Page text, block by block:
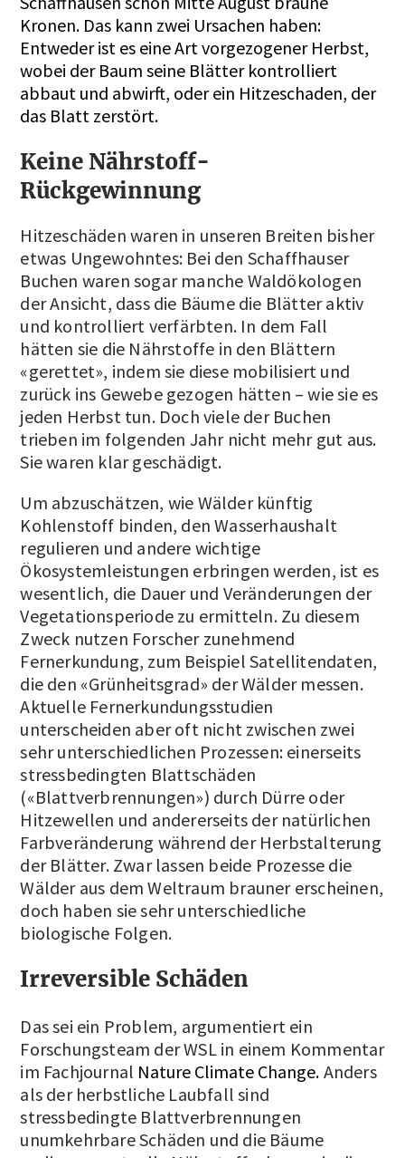
Kronen. Das kann zwei Ursachen haben:
Entweder ist es eine Art vorgezogener Herbst,
wobei der Baum seine Blätter kontrolliert
abbaut und abwirft, oder ein Hitzeschaden, der
das Blatt zerstört.
Keine Nährstoff-
Rückgewinnung
Hitzeschäden waren in unseren Breiten bisher
etwas Ungewohntes: Bei den Schaffhauser
Buchen waren sogar manche Waldökologen
der Ansicht, dass die Bäume die Blätter aktiv
und kontrolliert verfärbten. In dem Fall
hätten sie die Nährstoffe in den Blättern
«gerettet», indem sie diese mobilisiert und
zurück ins Gewebe gezogen hätten – wie sie es
jeden Herbst tun. Doch viele der Buchen
trieben im folgenden Jahr nicht mehr gut aus.
Sie waren klar geschädigt.
Um abzuschätzen, wie Wälder künftig
Kohlenstoff binden, den Wasserhaushalt
regulieren und andere wichtige
Ökosystemleistungen erbringen werden, ist es
wesentlich, die Dauer und Veränderungen der
Vegetationsperiode zu ermitteln. Zu diesem
Zweck nutzen Forscher zunehmend
Fernerkundung, zum Beispiel Satellitendaten,
die den «Grünheitsgrad» der Wälder messen.
Aktuelle Fernerkundungsstudien
unterscheiden aber oft nicht zwischen zwei
sehr unterschiedlichen Prozessen: einerseits
stressbedingten Blattschäden
(«Blattverbrennungen») durch Dürre oder
Hitzewellen und andererseits der natürlichen
Farbveränderung während der Herbstalterung
der Blätter. Zwar lassen beide Prozesse die
Wälder aus dem Weltraum brauner erscheinen,
doch haben sie sehr unterschiedliche
biologische Folgen.
Irreversible Schäden
Das sei ein Problem, argumentiert ein
Forschungsteam der WSL in einem Kommentar
im Fachjournal Nature Climate Change. Anders
als der herbstliche Laubfall sind
stressbedingte Blattverbrennungen
unumkehrbare Schäden und die Bäume